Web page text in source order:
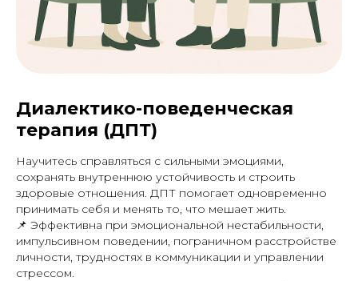
Диалектико-поведенческая
терапия (ДПТ)
Научитесь справляться с сильными эмоциями,
сохранять внутреннюю устойчивость и строить
здоровые отношения. ДПТ помогает одновременно
принимать себя и менять то, что мешает жить.
📌 Эффективна при эмоциональной нестабильности,
импульсивном поведении, пограничном расстройстве
личности, трудностях в коммуникации и управлении
стрессом.